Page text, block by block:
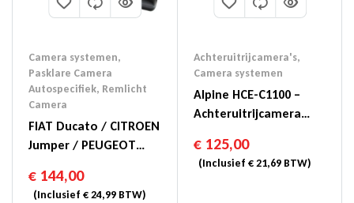
Camera systemen,
Pasklare Camera
Autospecifiek, Remlicht
Camera
FIAT Ducato / CITROEN
Jumper / PEUGEOT
Camera NTSC
€ 144,00
(Inclusief €24,99 BTW)
Achteruitrijcamera's,
Camera systemen
Alpine HCE-C1100 –
Achteruitrijcamera
€125,00
(Inclusief €21,69BTW)